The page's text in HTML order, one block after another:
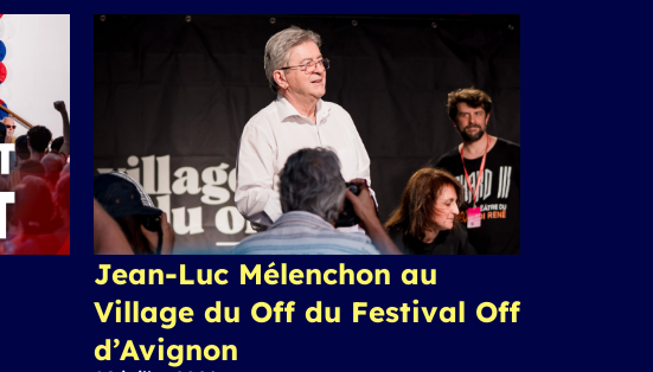
Jean-Luc Mélenchon au
Village du Off du Festival Off
d’Avignon